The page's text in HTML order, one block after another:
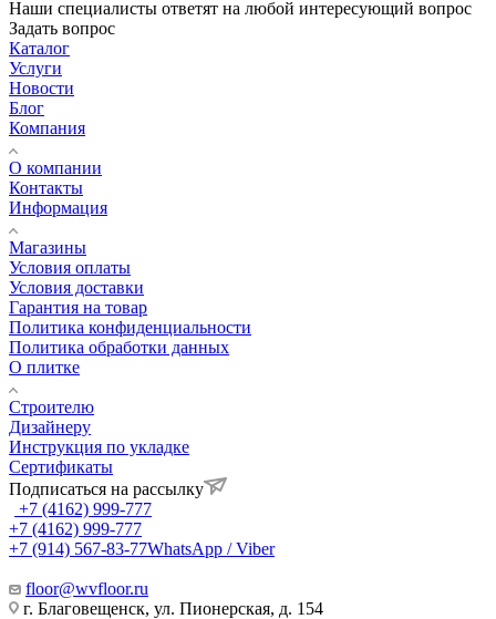
Наши специалисты ответят на любой интересующий вопрос
Задать вопрос
Каталог
Услуги
Новости
Блог
Компания
О компании
Контакты
Информация
Магазины
Условия оплаты
Условия доставки
Гарантия на товар
Политика конфиденциальности
Политика обработки данных
О плитке
Строителю
Дизайнеру
Инструкция по укладке
Сертификаты
Подписаться на рассылку
+7 (4162) 999-777
+7 (4162) 999-777
+7 (914) 567-83-77WhatsApp / Viber
floor@wvfloor.ru
г. Благовещенск, ул. Пионерская, д. 154